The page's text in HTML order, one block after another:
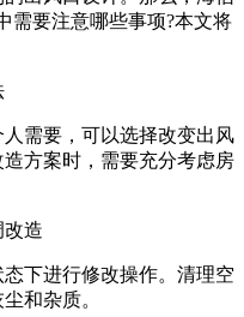
需要注意哪些事项?本文将
需要，可以选择改变出风
方案时，需要充分考虑房
下进行修改操作。清理空
和杂质。